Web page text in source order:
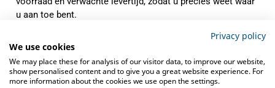
u aan toe bent.
1-3 werkdagen
verzonden
✓ Gratis verzendingvanaf €250,-
Privacy policy
We use cookies
We may place these for analysis of our visitor data, to improve our website,
show personalised content and to give you a great website experience. For
more information about the cookies we use open the settings.